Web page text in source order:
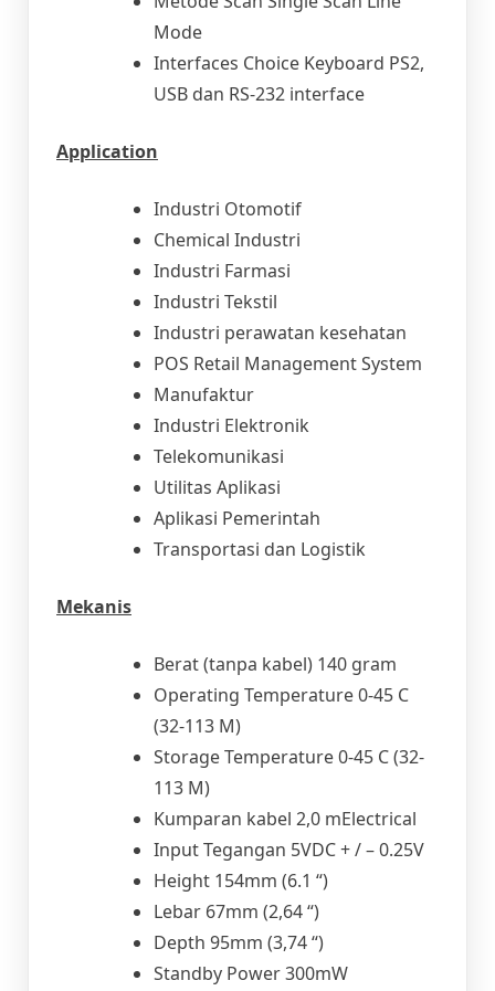
Mode
Interfaces Choice Keyboard PS2,
USB dan RS-232 interface
Application
Industri Otomotif
Chemical Industri
Industri Farmasi
Industri Tekstil
Industri perawatan kesehatan
POS Retail Management System
Manufaktur
Industri Elektronik
Telekomunikasi
Utilitas Aplikasi
Aplikasi Pemerintah
Transportasi dan Logistik
Mekanis
Berat (tanpa kabel) 140 gram
Operating Temperature 0-45 C
(32-113 M)
Storage Temperature 0-45 C (32-
113 M)
Kumparan kabel 2,0 mElectrical
Input Tegangan 5VDC + / – 0.25V
Height 154mm (6.1 “)
Lebar 67mm (2,64 “)
Depth 95mm (3,74 “)
Standby Power 300mW